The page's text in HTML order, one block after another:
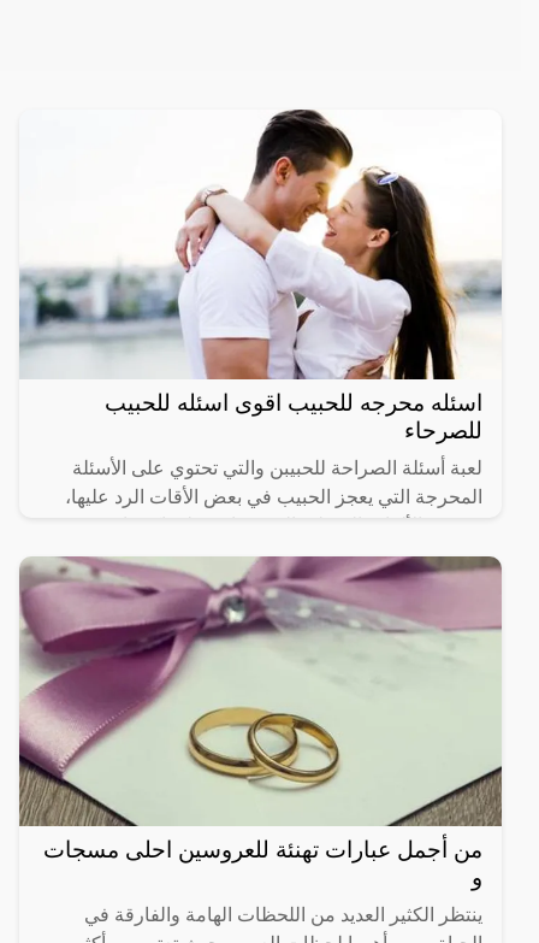
اسئله محرجه للحبيب اقوى اسئله للحبيب
للصرحاء
لعبة أسئلة الصراحة للحبيبن والتي تحتوي على الأسئلة
المحرجة التي يعجز الحبيب في بعض الأقات الرد عليها،
شخصية وأسرار
من أجمل عبارات تهنئة للعروسين احلى مسجات
و
ينتظر الكثير العديد من اللحظات الهامة والفارقة في